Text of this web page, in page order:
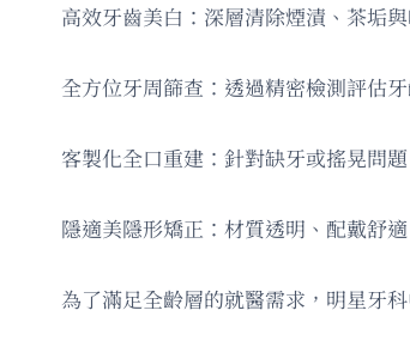
高效牙齒美白：深層清除煙漬、茶垢
全方位牙周篩查：透過精密檢測評估
客製化全口重建：針對缺牙或搖晃問
隱適美隱形矯正：材質透明、配戴舒
為了滿足全齡層的就醫需求，明星牙